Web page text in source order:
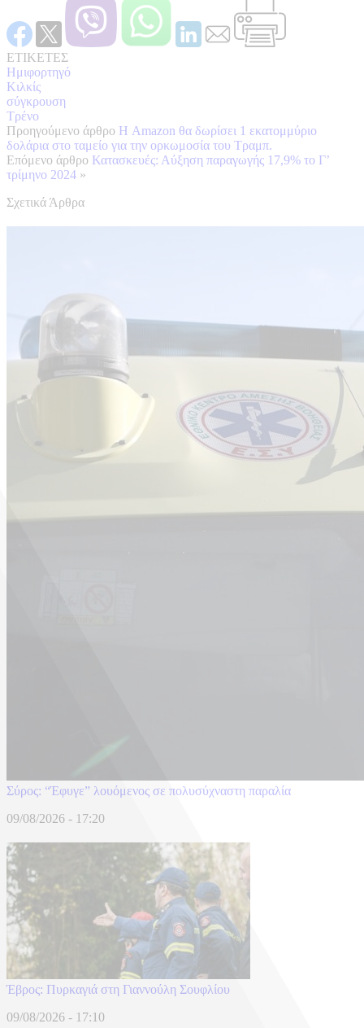
ΕΤΙΚΕΤΕΣ
Ημιφορτηγό
Κιλκίς
σύγκρουση
Τρένο
Προηγούμενο άρθρο Η Amazon θα δωρίσει 1 εκατομμύριο
δολάρια στο ταμείο για την ορκωμοσία του Τραμπ.
Επόμενο άρθρο Κατασκευές: Αύξηση παραγωγής 17,9% το Γ’
τρίμηνο 2024 »
Σχετικά Άρθρα
Σύρος: “Έφυγε” λουόμενος σε πολυσύχναστη παραλία
09/08/2026 - 17:20
Έβρος: Πυρκαγιά στη Γιαννούλη Σουφλίου
09/08/2026 - 17:10